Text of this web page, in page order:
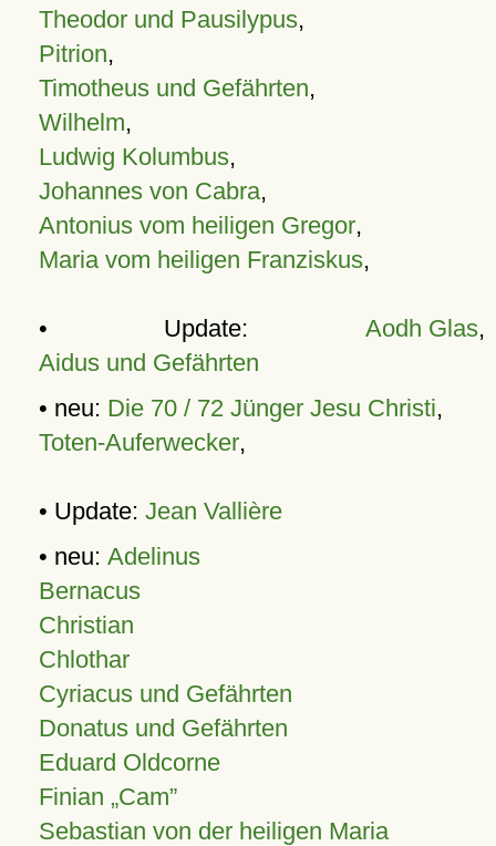
Theodor und Pausilypus,
Pitrion,
Timotheus und Gefährten,
Wilhelm,
Ludwig Kolumbus,
Johannes von Cabra,
Antonius vom heiligen Gregor,
Maria vom heiligen Franziskus,
• Update: Aodh Glas,
Aidus und Gefährten
• neu: Die 70 / 72 Jünger Jesu Christi,
Toten-Auferwecker,
• Update: Jean Vallière
• neu: Adelinus
Bernacus
Christian
Chlothar
Cyriacus und Gefährten
Donatus und Gefährten
Eduard Oldcorne
Finian Cam
Sebastian von der heiligen Maria